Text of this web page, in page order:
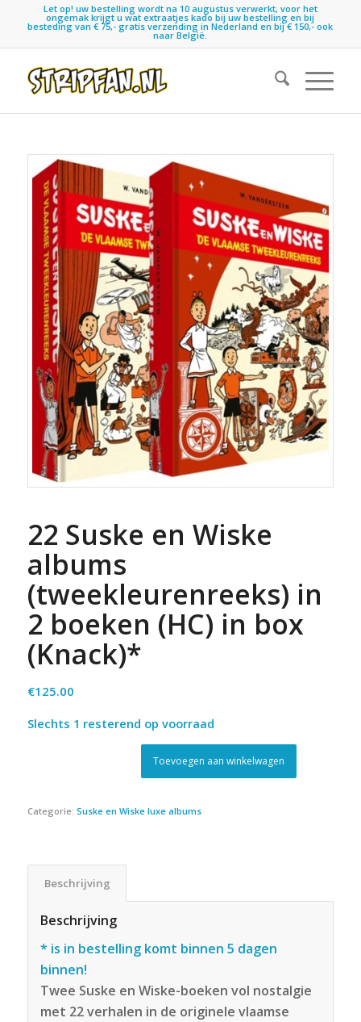
Let op! uw bestelling wordt na 10 augustus verwerkt, voor het
ongemak krijgt u wat extraatjes kado bij uw bestelling en bij
besteding van € 75,- gratis verzending in Nederland en bij € 150,- ook
naar België.
22 Suske en Wiske
albums
(tweekleurenreeks) in
2 boeken (HC) in box
(Knack)*
€125.00
Slechts 1 resterend op voorraad
Toevoegen aan winkelwagen
Categorie: Suske en Wiske luxe albums
Beschrijving
Beschrijving
* is in bestelling komt binnen 5 dagen
binnen!
Twee Suske en Wiske-boeken vol nostalgie
met 22 verhalen in de originele vlaamse